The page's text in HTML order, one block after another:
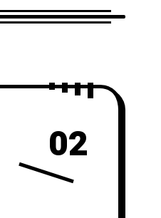
02